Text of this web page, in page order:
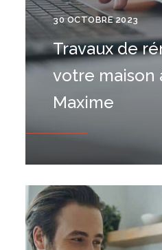
30 OCTOBRE 2023
Travaux de
votre maison
Maxime